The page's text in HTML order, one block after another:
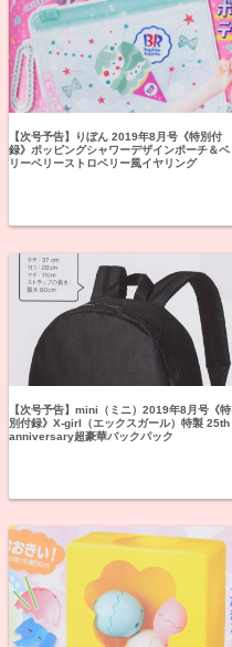
【次号予告】りぼん 2019年8月号《特別付
録》ポッピングシャワーデザインポーチ＆ベ
リーベリーストロベリー風イヤリング
【次号予告】mini（ミニ）2019年8月号《特
別付録》X-girl（エックスガール）特製 25th
anniversary超豪華バックパック